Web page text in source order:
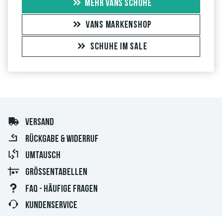
MEHR VANS SCHUHE
VANS MARKENSHOP
SCHUHE IM SALE
VERSAND
RÜCKGABE & WIDERRUF
UMTAUSCH
GRÖSSENTABELLEN
FAQ - HÄUFIGE FRAGEN
KUNDENSERVICE